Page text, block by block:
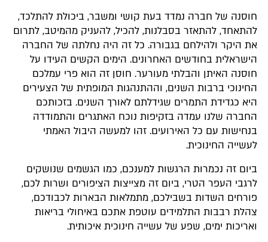
חוסנה של חברה נמדד בעת קושי ומשבר, ביכולת להתלכד,
להתאחד, להתאזר בסבלנות, להכיל, להעניק מהמיטב, לתרום
את היקר ולהילחם בגבורה. כל זה היה נחלתה של החברה
הישראלית בחודשים האחרונים. הימים הקשים העידו על
חוסנה האיתן והבלתי מעורער. חוסן זה הוא פרי עמלכם
החינוכי ברבות השנים, וההתנהגות המופתית של הצעירים
היא כגדידת התמרים שגידלתם לאורך השנים. בזכותכם
החברה שלנו עמדה בזקיפות נוכח האתגרים והתמודדה
בנחישות עם כל האירועים. זהו למעשה היבול האמתי
לעשייה החינוכית.
ביום זה נכמרות הרגשות למענכם, כמו הגשמים שנושקים
לרגבי העפר הטרי, ביום זה מצייצות הציפורים ושרות לכם,
פורחים השדות בשבילכם, מתמלאות הבארות לכבודכם,
צהלת רבבות התלמידים עוטפת אתכם באיחולי בריאות
ואריכות ימים, שפע של עשייה חינוכית איכותית.